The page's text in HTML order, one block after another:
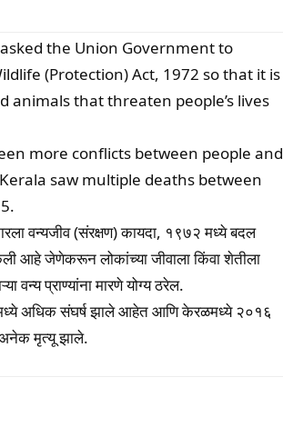
the Union Government to
(Protection) Act, 1972 so that it is
animals that threaten people’s lives
more conflicts between people and
saw multiple deaths between
वन्यजीव (संरक्षण) कायदा, १९७२ मध्ये बदल
आहे जेणेकरून लोकांच्या जीवाला किंवा शेतीला
वन्य प्राण्यांना मारणे योग्य ठरेल.
अधिक संघर्ष झाले आहेत आणि केरळमध्ये २०१६
मृत्यू झाले.